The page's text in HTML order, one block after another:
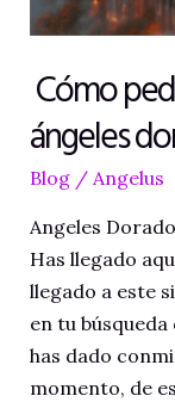
Cómo
ángeles
Blog/ Angelus
Angeles
Has llegado
llegado a este
en tu
has dado
momento, de